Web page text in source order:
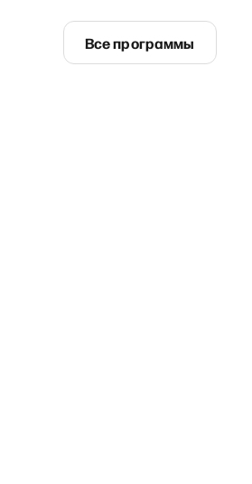
Все программы